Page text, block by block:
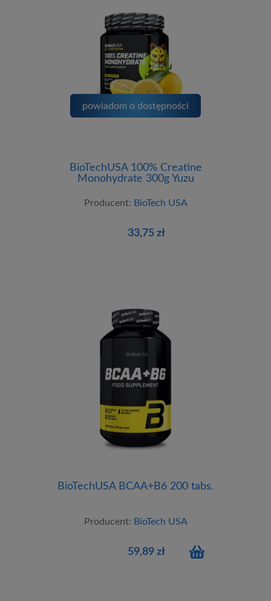
BioTechUSA 100% Creatine
Monohydrate 300g Yuzu
Producent: BioTech USA
33,75 zł
powiadom o dostępności
BioTechUSA BCAA+B6 200 tabs.
Producent: BioTech USA
59,89 zł